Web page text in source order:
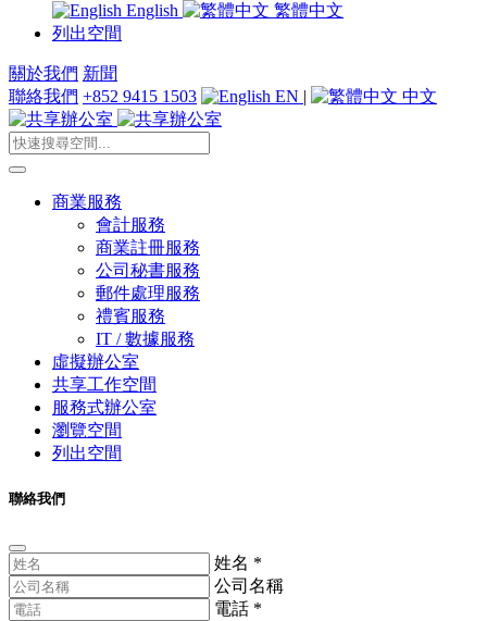
English
繁體中文
列出空間
關於我們 新聞
聯絡我們 +852 9415 1503 EN | 中文
商業服務
會計服務
商業註冊服務
公司秘書服務
郵件處理服務
禮賓服務
IT / 數據服務
虛擬辦公室
共享工作空間
服務式辦公室
瀏覽空間
列出空間
聯絡我們
姓名 *
公司名稱
電話 *